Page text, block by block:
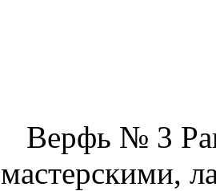
Верфь № 3
мастерскими,